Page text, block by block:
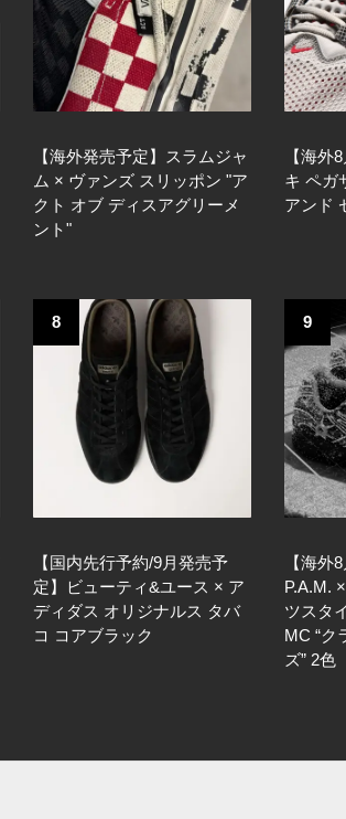
【海外発売予定】スラムジャ
ム × ヴァンズ スリッポン "ア
クト オブ ディスアグリーメ
ント"
【海外
キ ペガ
アンド
8
【国内先行予約/9月発売予
定】ビューティ&ユース × ア
ディダス オリジナルス タバ
コ コアブラック
9
【海外
P.A.M.
ツスタ
MC “ク
ズ” 2色